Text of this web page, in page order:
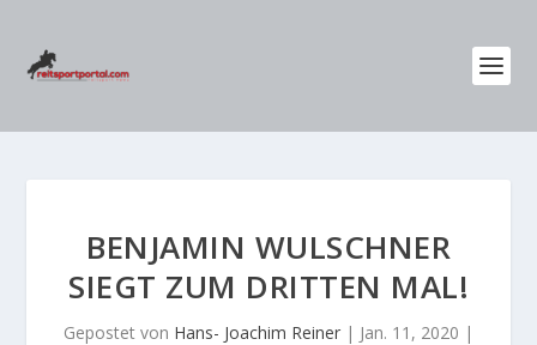
BENJAMIN WULSCHNER
SIEGT ZUM DRITTEN MAL!
Gepostet von Hans- Joachim Reiner | Jan. 11, 2020 |